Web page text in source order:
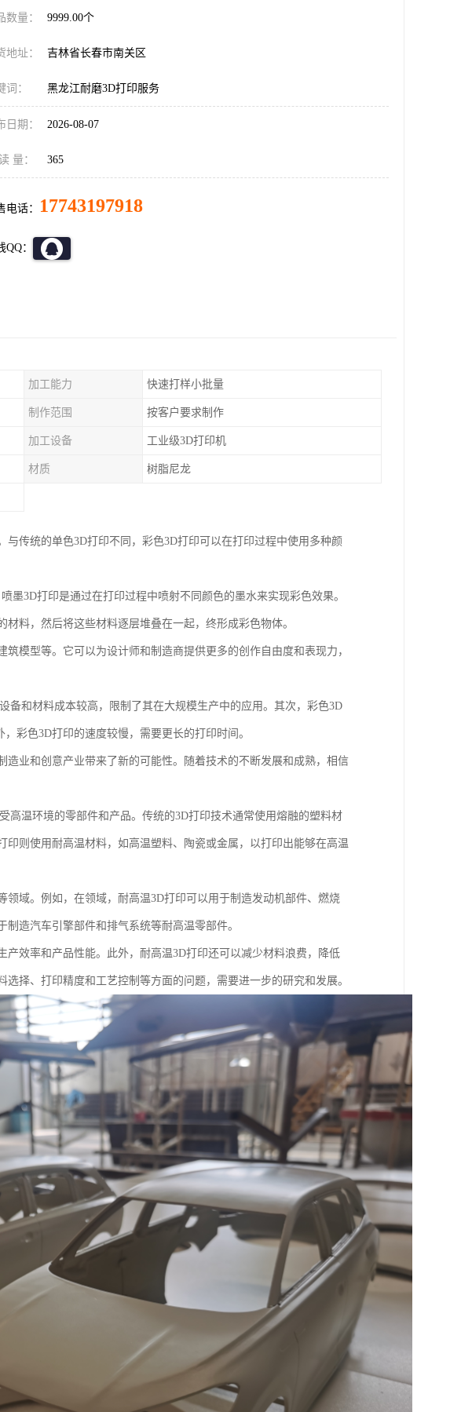
数量： 9999.00个
地址： 吉林省长春市南关区
词： 黑龙江耐磨3D打印服务
日期： 2026-08-07
量： 365
电话： 17743197918
QQ：
加工能力 快速打样小批量
制作范围 按客户要求制作
加工设备 工业级3D打印机
材质 树脂尼龙
传统的单色3D打印不同，彩色3D打印可以在打印过程中使用多种颜
墨3D打印是通过在打印过程中喷射不同颜色的墨水来实现彩色效果。
料，然后将这些材料逐层堆叠在一起，终形成彩色物体。
模型等。它可以为设计师和制造商提供更多的创作自由度和表现力，
备和材料成本较高，限制了其在大规模生产中的应用。其次，彩色3D
彩色3D打印的速度较慢，需要更长的打印时间。
业和创意产业带来了新的可能性。随着技术的不断发展和成熟，相信
高温环境的零部件和产品。传统的3D打印技术通常使用熔融的塑料材
则使用耐高温材料，如高温塑料、陶瓷或金属，以打印出能够在高温
域。例如，在领域，耐高温3D打印可以用于制造发动机部件、燃烧
造汽车引擎部件和排气系统等耐高温零部件。
效率和产品性能。此外，耐高温3D打印还可以减少材料浪费，降低
择、打印精度和工艺控制等方面的问题，需要进一步的研究和发展。